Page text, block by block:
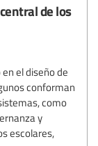
de los
el diseño de
conforman
como
y
escolares,